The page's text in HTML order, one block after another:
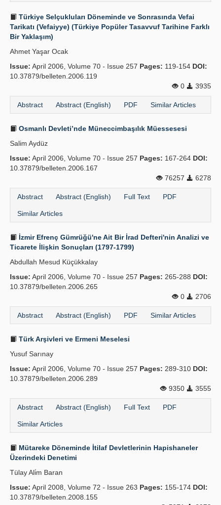
Türkiye Selçukluları Döneminde ve Sonrasında Vefai
Tarikatı (Vefaiyye) (Türkiye Popüler Tasavvuf Tarihine Farklı
Bir Yaklaşım)
Ahmet Yaşar Ocak
Issue: April 2006, Volume 70 - Issue 257 Pages: 119-154 DOI:
10.37879/belleten.2006.119
0
3935
Abstract Abstract (English) PDF Similar Articles
Osmanlı Devleti’nde Müneccimbaşılık Müessesesi
Salim Aydüz
Issue: April 2006, Volume 70 - Issue 257 Pages: 167-264 DOI:
10.37879/belleten.2006.167
76257
6278
Abstract Abstract (English) Full Text PDF
Similar Articles
İzmir Efrenç Gümrüğü'ne Ait Bir İrad Defteri'nin Analizi ve
Ticarete İlişkin Sonuçları (1797-1799)
Abdullah Mesud Küçükkalay
Issue: April 2006, Volume 70 - Issue 257 Pages: 265-288 DOI:
10.37879/belleten.2006.265
0
2706
Abstract Abstract (English) PDF Similar Articles
Türk Arşivleri ve Ermeni Meselesi
Yusuf Sarınay
Issue: April 2006, Volume 70 - Issue 257 Pages: 289-310 DOI:
10.37879/belleten.2006.289
9350
3555
Abstract Abstract (English) Full Text PDF
Similar Articles
Mütareke Döneminde İtilaf Devletlerinin Hapishaneler
Üzerindeki Denetimi
Tülay Ali̇m Baran
Issue: April 2008, Volume 72 - Issue 263 Pages: 155-174 DOI:
10.37879/belleten.2008.155